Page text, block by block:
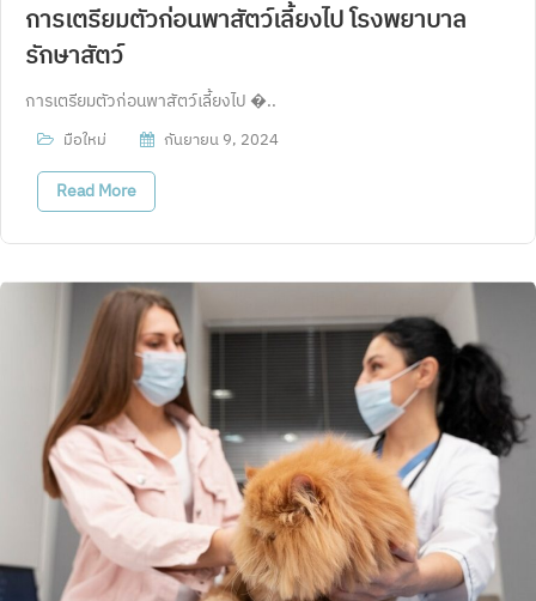
การเตรียมตัวก่อนพาสัตว์เลี้ยงไป โรงพยาบาล
รักษาสัตว์
การเตรียมตัวก่อนพาสัตว์เลี้ยงไป �..
มือใหม่ กันยายน 9, 2024
Read More